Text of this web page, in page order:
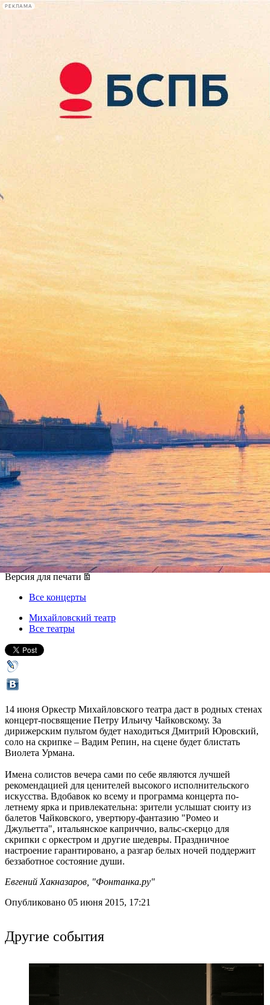
РЕКЛАМА
Сегодня:
2026.08.07
08:40
Афиша Plus
Михайловский театр
совершит приношение
Чайковскому
14 июня 2015, воскресенье,19.00
Версия для печати
Все концерты
Михайловский театр
Все театры
14 июня Оркестр Михайловского театра даст в родных стенах
концерт-посвящение Петру Ильичу Чайковскому. За
дирижерским пультом будет находиться Дмитрий Юровский,
соло на скрипке – Вадим Репин, на сцене будет блистать
Виолета Урмана.
Имена солистов вечера сами по себе являются лучшей
рекомендацией для ценителей высокого исполнительского
искусства. Вдобавок ко всему и программа концерта по-
летнему ярка и привлекательна: зрители услышат сюиту из
балетов Чайковского, увертюру-фантазию "Ромео и
Джульетта", итальянское каприччио, вальс-скерцо для
скрипки с оркестром и другие шедевры. Праздничное
настроение гарантировано, а разгар белых ночей поддержит
беззаботное состояние души.
Евгений Хакназаров, "Фонтанка.ру"
Опубликовано 05 июня 2015, 17:21
Другие события